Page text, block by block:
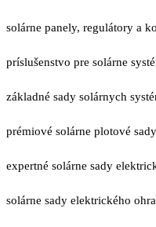
solárne panely, regulátory a
príslušenstvo pre solárne
základné sady solárnych
prémiové solárne plotové sady
expertné solárne sady
solárne sady elektrického